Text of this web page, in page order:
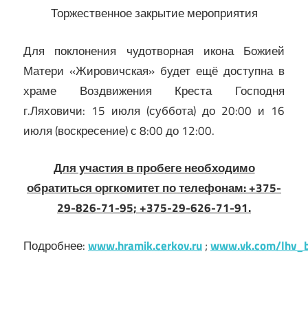
Торжественное закрытие мероприятия
Для поклонения чудотворная икона Божией
Матери «Жировичская» будет ещё доступна в
храме Воздвижения Креста Господня
г.Ляховичи: 15 июля (суббота) до 20:00 и 16
июля (воскресение) с 8:00 до 12:00.
Для участия в пробеге необходимо
обратиться оргкомитет по телефонам: +375-
29-826-71-95; +375-29-626-71-91.
Подробнее:www.hramik.cerkov.ru;www.vk.com/